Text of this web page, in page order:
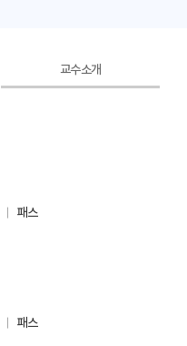
교수소개
패스
패스